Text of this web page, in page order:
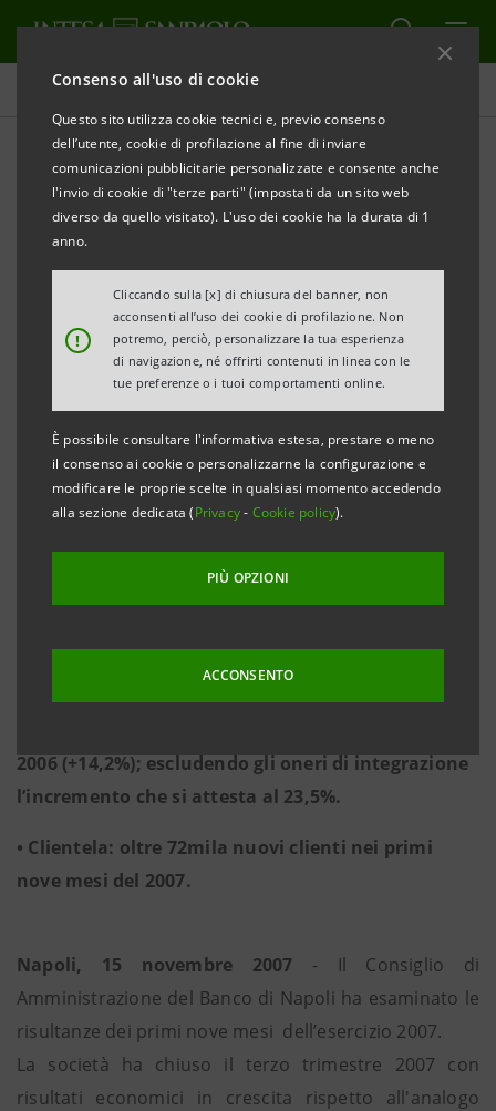
Consenso all'uso di cookie
Questo sito utilizza cookie tecnici e, previo consenso
dell’utente, cookie di profilazione al fine di inviare
comunicazioni pubblicitarie personalizzate e consente anche
l'invio di cookie di "terze parti" (impostati da un sito web
diverso da quello visitato). L'uso dei cookie ha la durata di 1
anno.
!
Cliccando sulla [x] di chiusura del banner, non
acconsenti all’uso dei cookie di profilazione. Non
potremo, perciò, personalizzare la tua esperienza
di navigazione, né offrirti contenuti in linea con le
tue preferenze o i tuoi comportamenti online.
È possibile consultare l'informativa estesa, prestare o meno
il consenso ai cookie o personalizzarne la configurazione e
modificare le proprie scelte in qualsiasi momento accedendo
alla sezione dedicata (Privacy- Cookie policy).
PIÙ OPZIONI
ACCONSENTO
Comunicati stampa
STAMPA AGGIORNA
BANCO DI NAPOLI: RISULTATI AL 30 SETTEMBRE
2007
rispetto agli 807 mln. dei primi nove mesi 2006
(+6,8%).
• Oneri operativi a 438,1 mln. di euro, rispetto ai
451,3 mln. dei primi nove mesi 2006 (-2,9%).
• Risultato della gestione operativa a 424,9 mln. di
euro, rispetto ai 356,5 mln. dei primi nove mesi
• Risultato corrente al lordo delle imposte a 385,7
mln. di euro, rispetto ai 316,8 mln. dei primi nove
mesi 2006 (+21,8%).
• Utile netto dei primi nove mesi 2007 a 210,2 mln
2006 (+14,2%); escludendo gli oneri di integrazione
l’incremento che si attesta al 23,5%.
• Clientela: oltre 72mila nuovi clienti nei primi
nove mesi del 2007.
Napoli, 15 novembre 2007 - Il Consiglio di
Amministrazione del Banco di Napoli ha esaminato le
risultanze dei primi nove mesi dell’esercizio 2007.
La società ha chiuso il terzo trimestre 2007 con
risultati economici in crescita rispetto all'analogo